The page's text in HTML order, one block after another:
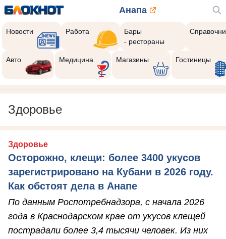
Анапа
Новости Работа
Бары
- рестораны
Авто Медицина Магазины Гостиницы
Здоровье
Здоровье
Осторожно, клещи: более 3400 укусов
зарегистрировано на Кубани в 2026 году.
Как обстоят дела в Анапе
По данным Роспотребнадзора, с начала 2026
года в Краснодарском крае от укусов клещей
пострадали более 3,4 тысячи человек. Из них